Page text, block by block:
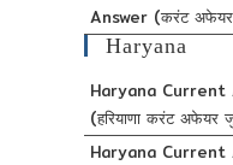
Answer (करंट अफेयर
Haryana
Haryana
(हरियाणा करंट अफेयर
Haryana